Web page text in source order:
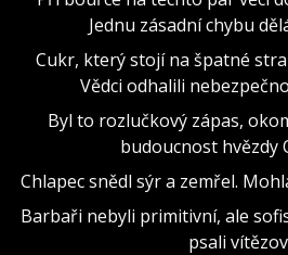
Jednu zásadní chybu
Cukr, který stojí na špatné
Vědci odhalili
Byl to rozlučkový zápas,
budoucnost hvězdy
Chlapec snědl sýr a zemřel.
Barbaři nebyli primitivní, ale
psali